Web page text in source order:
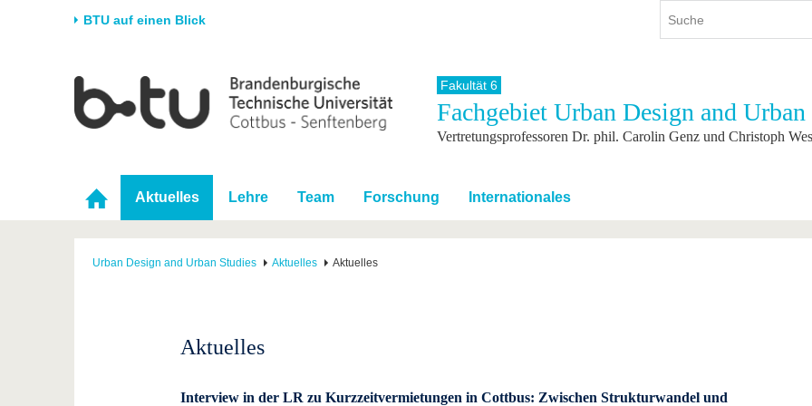
BTU auf einen Blick
Universität
Karriere & Engagement
Partnerschaften &
Strukturwandel
Forschung
Förderung
Wissenschaftlicher
Nachwuchs
Studium
Studienangebot
Im Studium
Nach dem Studium
International
Internationales Profil
Mit der BTU ins Ausland
Für internationale
Studierende
Weiterbildung
Weiterbildungsangebote
Fakultät 6
Fachgebiet Urban Design and Urban
Vertretungsprofessoren Dr. phil. Carolin Genz und Christoph
Aktuelles Lehre Team Forschung Internationales
Urban Design and Urban Studies Aktuelles Aktuelles
Aktuelles
Interview in der LR zu Kurzzeitvermietungen in Cottbus: Zwischen Strukturwandel und